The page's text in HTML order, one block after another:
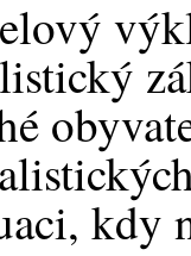
kdy